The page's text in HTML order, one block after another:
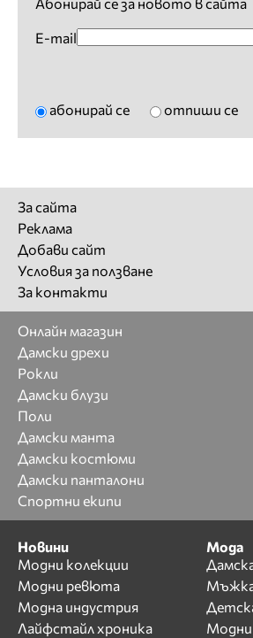
E-mail
абонирай се отпиши се
За сайта
Реклама
Добави сайт
Условия за ползване
За контакти
Онлайн магазин
Дамски дрехи
Рокли
Дамски блузи
Поли
Дамски манта
Дамски костюми
Дамски панталони
Спортни екипи
Новини
Модни колекции
Модни ревюта
Модна индустрия
Лайфстайл хроника
Мода
Модни